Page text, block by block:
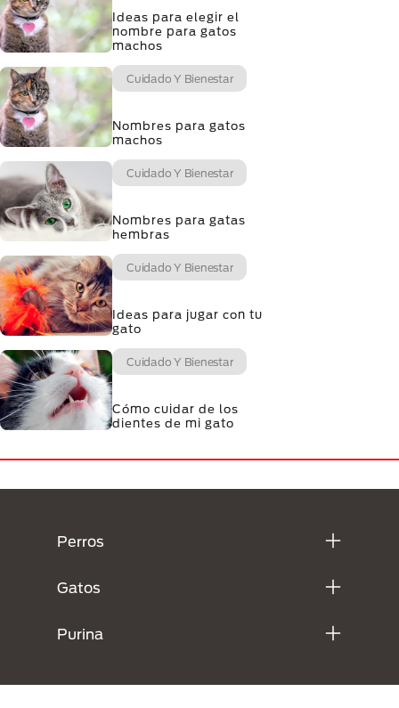
Ideas para elegir el
nombre para gatos
machos
Cuidado Y Bienestar
Nombres para gatos
machos
Cuidado Y Bienestar
Nombres para gatas
hembras
Cuidado Y Bienestar
Ideas para jugar con tu
gato
Cuidado Y Bienestar
Cómo cuidar de los
dientes de mi gato
Perros
Gatos
Purina